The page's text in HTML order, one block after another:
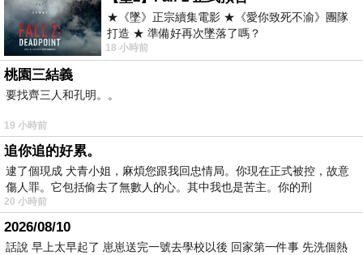
★《墜》正宗續集電影 ★《愛你致死不渝》團隊
打造 ★ 準備好再次墜落了嗎？
18 小時前
桃園三結義
要找齊三人和孔明。。
19 小時前
追你追的好累。
逮了個現成 犬青小姐，麻煩您跟我回忠情局。你現在正式被控，故意
傷人罪。它包括偷去了無數人的心。其中我也是苦主。你的刑
20 小時前
2026/08/10
話說 早上太早起了 崽崽送完一號去學校以後 回家第一件事 先洗個熱